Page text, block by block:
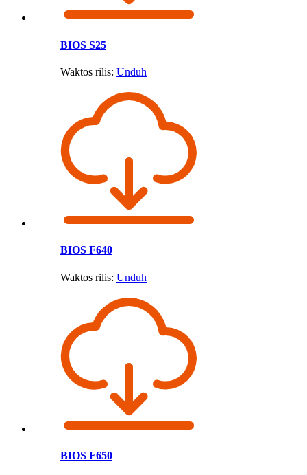
BIOS S25
Waktos rilis: Unduh
BIOS F640
Waktos rilis: Unduh
BIOS F650